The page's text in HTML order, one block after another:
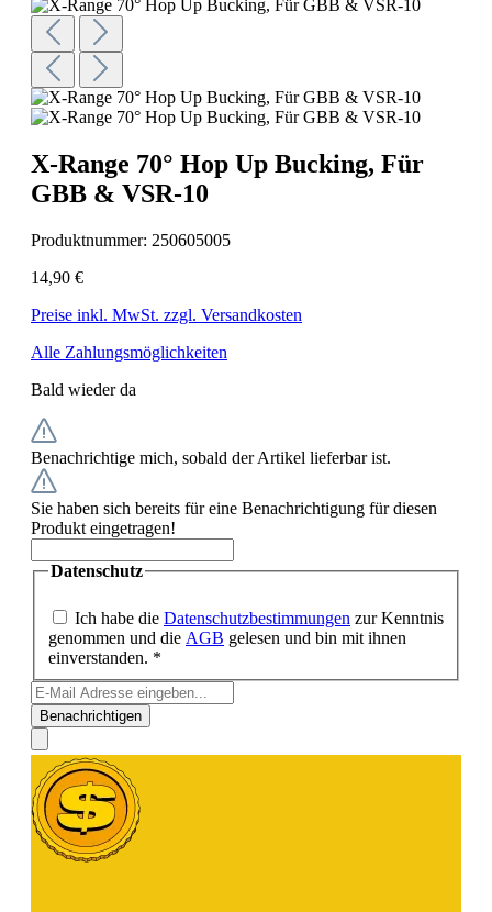
X-Range 70° Hop Up Bucking, Für
GBB & VSR-10
Produktnummer: 250605005
14,90 €
Preise inkl. MwSt. zzgl. Versandkosten
Alle Zahlungsmöglichkeiten
Bald wieder da
Benachrichtige mich, sobald der Artikel lieferbar ist.
Sie haben sich bereits für eine Benachrichtigung für diesen
Produkt eingetragen!
Datenschutz
Ich habe die Datenschutzbestimmungen zur Kenntnis
genommen und die AGB gelesen und bin mit ihnen
einverstanden. *
Benachrichtigen